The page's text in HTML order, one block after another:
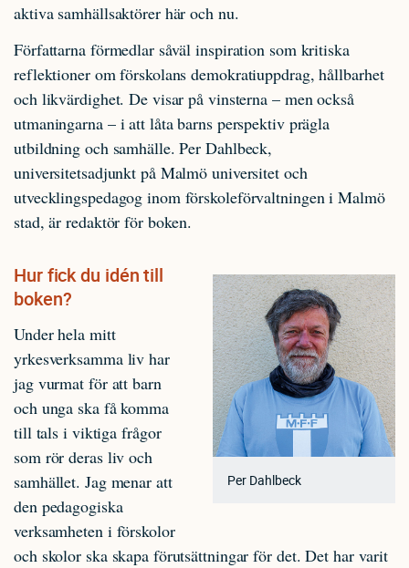
aktiva samhällsaktörer här och nu.
Författarna förmedlar såväl inspiration som kritiska
reflektioner om förskolans demokratiuppdrag, hållbarhet
och likvärdighet. De visar på vinsterna – men också
utmaningarna – i att låta barns perspektiv prägla
utbildning och samhälle. Per Dahlbeck,
universitetsadjunkt på Malmö universitet och
utvecklingspedagog inom förskoleförvaltningen i Malmö
stad, är redaktör för boken.
Per Dahlbeck
Hur fick du idén till
boken?
Under hela mitt
yrkesverksamma liv har
jag vurmat för att barn
och unga ska få komma
till tals i viktiga frågor
som rör deras liv och
samhället. Jag menar att
den pedagogiska
verksamheten i förskolor
och skolor ska skapa förutsättningar för det. Det har varit